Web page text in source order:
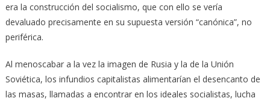
era la construcción del socialismo, que con ello se vería
devaluado precisamente en su supuesta versión “canónica”, no
periférica.
Al menoscabar a la vez la imagen de Rusia y la de la Unión
Soviética, los infundios capitalistas alimentarían el desencanto de
las masas, llamadas a encontrar en los ideales socialistas, lucha